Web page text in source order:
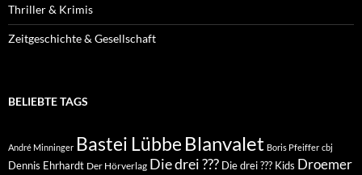
Thriller & Krimis
Zeitgeschichte & Gesellschaft
BELIEBTE TAGS
André Minninger Bastei Lübbe Blanvalet Boris Pfeiffer cbj
Dennis Ehrhardt Der Hörverlag Die drei ??? Die drei ??? Kids Droemer